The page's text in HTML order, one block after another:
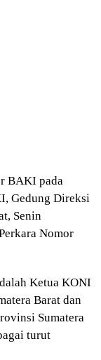
BAKI pada
Gedung Direksi
Senin
Nomor
Ketua KONI
Barat dan
Sumatera
turut